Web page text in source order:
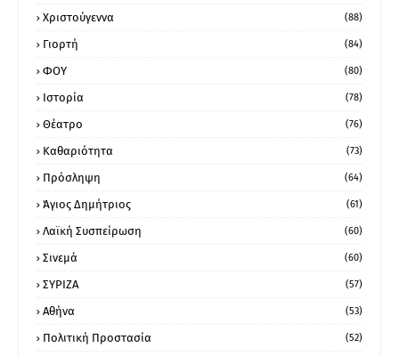
Χριστούγεννα (88)
Γιορτή (84)
ΦΟΥ (80)
Ιστορία (78)
Θέατρο (76)
Καθαριότητα (73)
Πρόσληψη (64)
Άγιος Δημήτριος (61)
Λαϊκή Συσπείρωση (60)
Σινεμά (60)
ΣΥΡΙΖΑ (57)
Αθήνα (53)
Πολιτική Προστασία (52)